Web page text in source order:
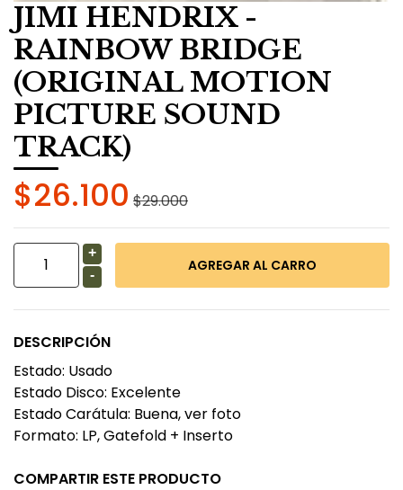
JIMI HENDRIX -
RAINBOW BRIDGE
(ORIGINAL MOTION
PICTURE SOUND
TRACK)
$26.100 $29.000
+
-
DESCRIPCIÓN
Estado: Usado
Estado Disco: Excelente
Estado Carátula: Buena, ver foto
Formato: LP, Gatefold + Inserto
COMPARTIR ESTE PRODUCTO